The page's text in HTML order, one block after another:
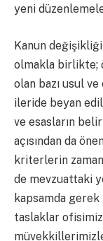
yeni
Kanun
olmakla birlikte;
olan bazı usul ve
ileride beyan
ve esasların
açısından da
kriterlerin
de mevzuattaki
kapsamda
taslaklar